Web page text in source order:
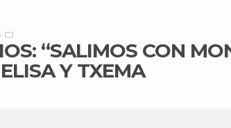
“SALIMOS CON
Y TXEMA